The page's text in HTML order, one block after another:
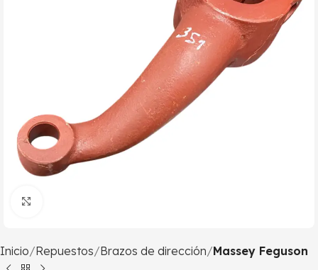
Inicio Repuestos Brazos de dirección Massey Feguson